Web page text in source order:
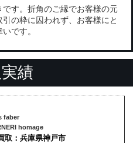
す。折角のご縁でお客様の元
の枠に囚われず、お客様にと
です。
績
faber
homage
取：兵庫県神戸市